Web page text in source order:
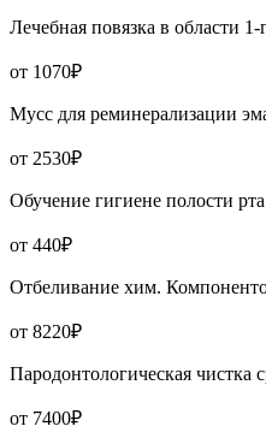
Лечебная повязка в области 1-
от 1070₽
Мусс для реминерализации
от 2530₽
Обучение гигиене полости рта
от 440₽
Отбеливание хим.
от 8220₽
Пародонтологическая чистка
от 7400₽